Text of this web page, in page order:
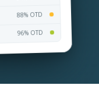
88% OTD
96% OTD